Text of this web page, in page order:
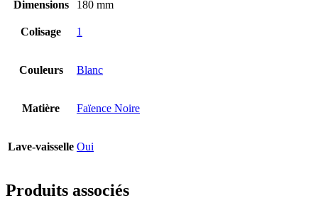
Dimensions
180 mm
Colisage 1
Couleurs Blanc
Matière Faïence Noire
Lave-vaisselle Oui
Produits associés